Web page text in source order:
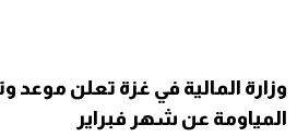
وزارة المالية في غزة تعلن
المياومة عن شهر فبراير